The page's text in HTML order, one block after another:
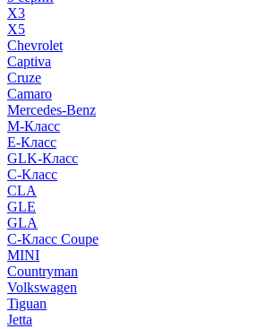
X3
X5
Chevrolet
Captiva
Cruze
Camaro
Mercedes-Benz
M-Класс
E-Класс
GLK-Класс
C-Класс
CLA
GLE
GLA
C-Класс Coupe
MINI
Countryman
Volkswagen
Tiguan
Jetta